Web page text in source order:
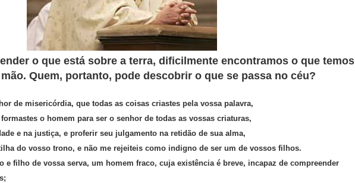
o que está sobre a terra, dificilmente encontramos o que temos
Quem, portanto, pode descobrir o que se passa no céu?
de misericórdia, que todas as coisas criastes pela vossa palavra,
o homem para ser o senhor de todas as vossas criaturas,
e na justiça, e proferir seu julgamento na retidão de sua alma,
do vosso trono, e não me rejeiteis como indigno de ser um de vossos filhos.
e filho de vossa serva, um homem fraco, cuja existência é breve, incapaz de compreender